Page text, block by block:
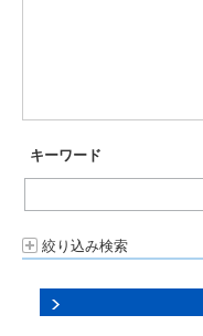
キーワード
絞り込み検索